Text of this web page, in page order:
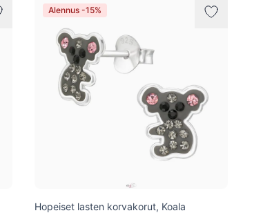
Alennus -15%
Hopeiset lasten korvakorut, Koala